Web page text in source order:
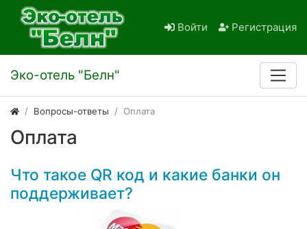
Войти Регистрация
Эко-отель "Белн"
Вопросы-ответы Оплата
Оплата
Что такое QR код и какие банки он
поддерживает?